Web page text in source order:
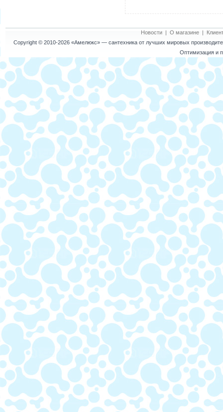
Новости| О магазине|
Copyright © 2010-2026 «Амелюкс»— сантехника от лучших мировых
Оптимизация и